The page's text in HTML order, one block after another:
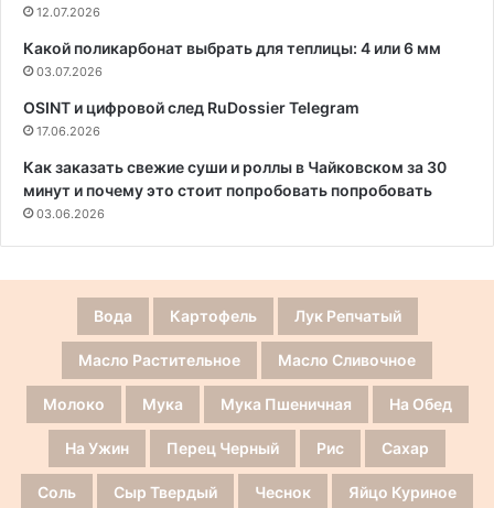
12.07.2026
Какой поликарбонат выбрать для теплицы: 4 или 6 мм
03.07.2026
OSINT и цифровой след RuDossier Telegram
17.06.2026
Как заказать свежие суши и роллы в Чайковском за 30
минут и почему это стоит попробовать попробовать
03.06.2026
Вода Картофель Лук Репчатый
Масло Растительное Масло Сливочное
Молоко Мука Мука Пшеничная На Обед
На Ужин Перец Черный Рис Сахар
Соль Сыр Твердый Чеснок Яйцо Куриное